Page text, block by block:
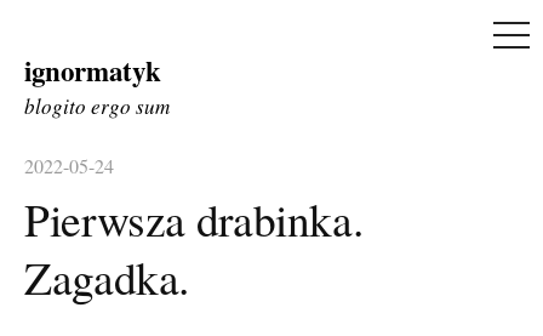
Skip
to
ignormatyk
blogito ergo sum
2022-05-24
Pierwsza drabinka.
Zagadka.